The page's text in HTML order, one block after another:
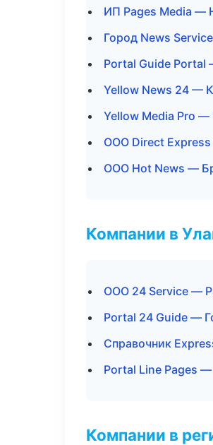
ИП Pages Media —
Город News
Portal Guide
Yellow News 24 —
Yellow Media Pro —
ООО Direct
ООО Hot News —
Компании в
ООО 24 Service —
Portal 24 Guide —
Справочник
Portal Line Pages
Компании в